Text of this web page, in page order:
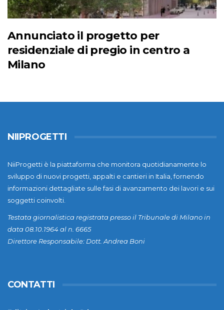
Annunciato il progetto per
residenziale di pregio in centro a
Milano
NIIPROGETTI
NiiProgetti è la piattaforma che monitora quotidianamente lo
sviluppo di nuovi progetti, appalti e cantieri in Italia, fornendo
informazioni dettagliate sulle fasi di avanzamento dei lavori e sui
soggetti coinvolti.
Testata giornalistica registrata presso il Tribunale di Milano in
data 08.10.1964 al n. 6665
Direttore Responsabile: Dott. Andrea Boni
CONTATTI